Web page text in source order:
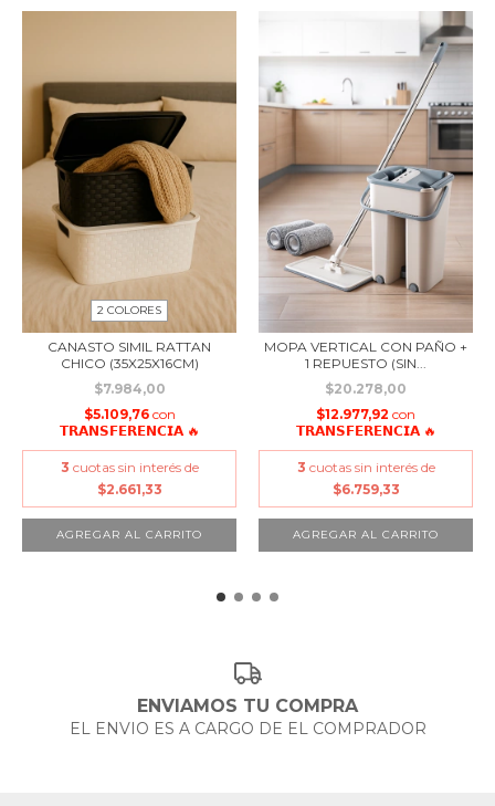
2 COLORES
CANASTO SIMIL RATTAN
CHICO (35X25X16CM)
$7.984,00
$5.109,76 con
𝗧𝗥𝗔𝗡𝗦𝗙𝗘𝗥𝗘𝗡𝗖𝗜𝗔 🔥
3 cuotas sin interés de
$2.661,33
AGREGAR AL CARRITO
MOPA VERTICAL CON PAÑO +
1 REPUESTO (SIN...
$20.278,00
$12.977,92 con
𝗧𝗥𝗔𝗡𝗦𝗙𝗘𝗥𝗘𝗡𝗖𝗜𝗔 🔥
3 cuotas sin interés de
$6.759,33
ENVIAMOS TU COMPRA
EL ENVIO ES A CARGO DE EL COMPRADOR